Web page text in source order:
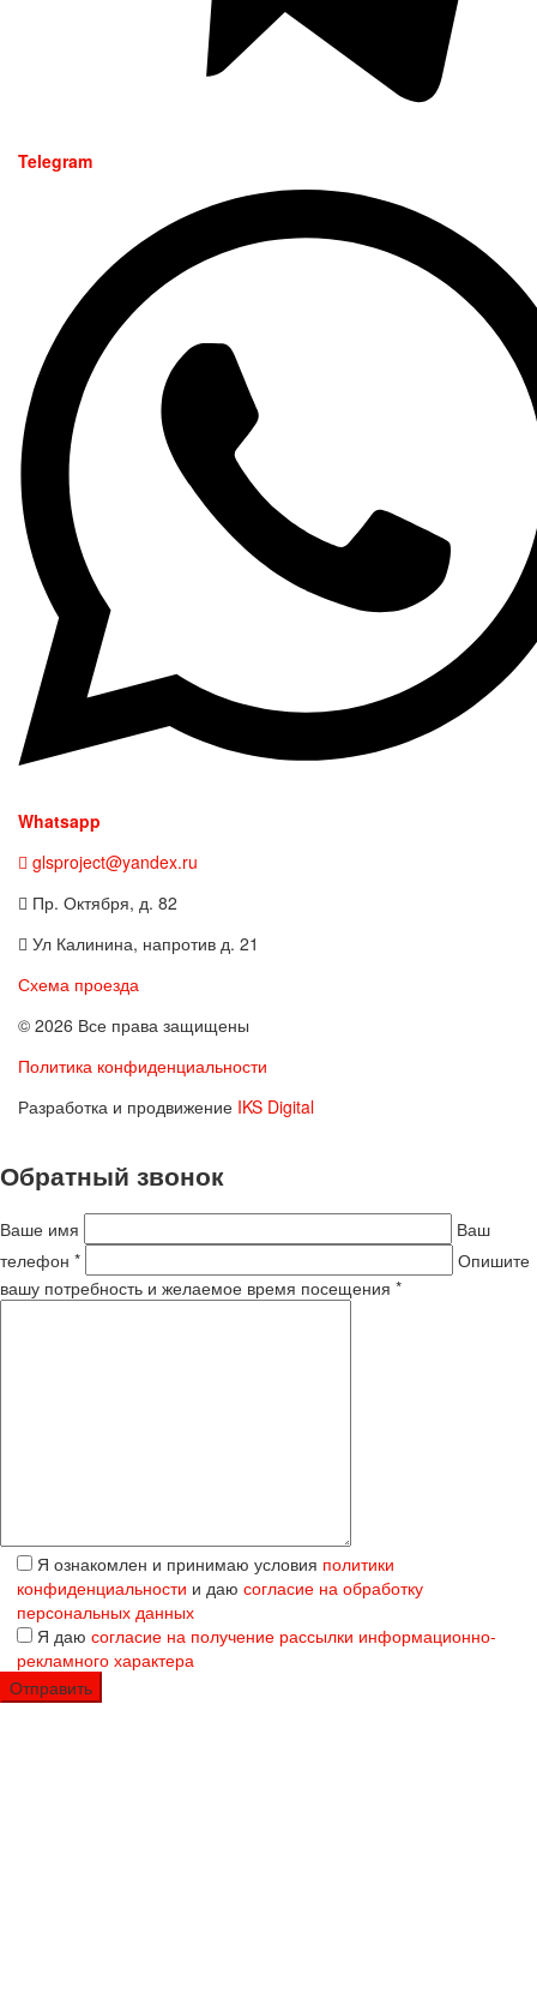
Telegram
Whatsapp
glsproject@yandex.ru
Пр. Октября, д. 82
Ул Калинина, напротив д. 21
Схема проезда
© 2026 Все права защищены
Политика конфиденциальности
Разработка и продвижение IKS Digital
Обратный звонок
Ваше имя
Ваш
телефон *
Опишите
вашу потребность и желаемое время посещения *
Я ознакомлен и принимаю условия политики
конфиденциальности и даю согласие на обработку
персональных данных
Я даю согласие на получение рассылки информационно-
рекламного характера